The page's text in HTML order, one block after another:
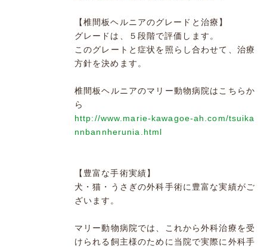
【椎間板ヘルニアのグレードと治療】
グレードは、５段階で評価します。
このグレートと症状を照らし合わせて、治療
方針を決めます。
椎間板ヘルニアのマリー動物病院はこちらか
ら
http://www.marie-kawagoe-ah.com/tsuika
nnbannherunia.html
【豊富な手術実績】
犬・猫・うさぎの外科手術に豊富な実績がご
ざいます。
マリー動物病院では、これから外科治療を受
けられる飼主様のために当院で実際に外科手